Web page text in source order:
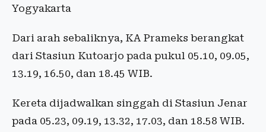
Yogyakarta
Dari arah sebaliknya, KA Prameks berangkat
dari Stasiun Kutoarjo pada pukul 05.10, 09.05,
13.19, 16.50, dan 18.45 WIB.
Kereta dijadwalkan singgah di Stasiun Jenar
pada 05.23, 09.19, 13.32, 17.03, dan 18.58 WIB.